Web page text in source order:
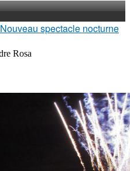
spectacle nocturne
Rosa